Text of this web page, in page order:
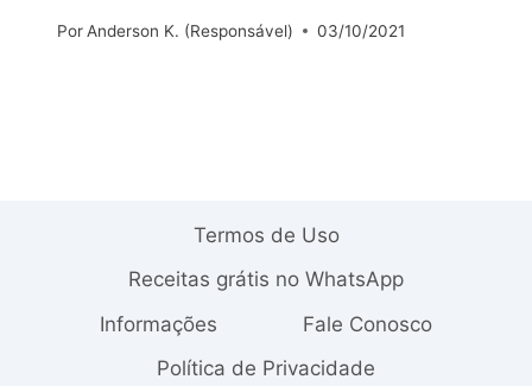
Por Anderson K. (Responsável) 03/10/2021
Termos de Uso
Receitas grátis no WhatsApp
Informações
Fale Conosco
Política de Privacidade